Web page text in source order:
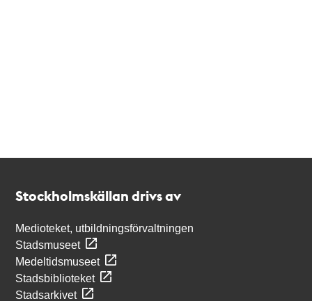
Stockholmskällan drivs av
Medioteket, utbildningsförvaltningen
Stadsmuseet
Medeltidsmuseet
Stadsbiblioteket
Stadsarkivet